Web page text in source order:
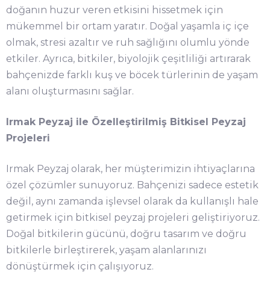
doğanın huzur veren etkisini hissetmek için
mükemmel bir ortam yaratır. Doğal yaşamla iç içe
olmak, stresi azaltır ve ruh sağlığını olumlu yönde
etkiler. Ayrıca, bitkiler, biyolojik çeşitliliği artırarak
bahçenizde farklı kuş ve böcek türlerinin de yaşam
alanı oluşturmasını sağlar.
Irmak Peyzaj ile Özelleştirilmiş Bitkisel Peyzaj
Projeleri
Irmak Peyzaj olarak, her müşterimizin ihtiyaçlarına
özel çözümler sunuyoruz. Bahçenizi sadece estetik
değil, aynı zamanda işlevsel olarak da kullanışlı hale
getirmek için bitkisel peyzaj projeleri geliştiriyoruz.
Doğal bitkilerin gücünü, doğru tasarım ve doğru
bitkilerle birleştirerek, yaşam alanlarınızı
dönüştürmek için çalışıyoruz.